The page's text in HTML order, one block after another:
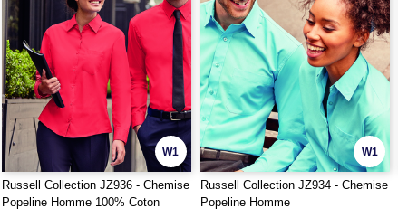
W1
Russell Collection JZ936 - Chemise
Popeline Homme 100% Coton
W1
Russell Collection JZ934 - Chemise
Popeline Homme